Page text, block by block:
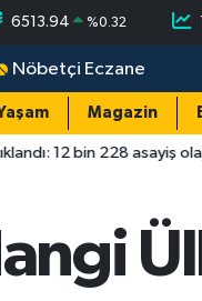
6513.94 %0.32
Nöbetçi Eczane
Magazin
asayiş olayının yüzde